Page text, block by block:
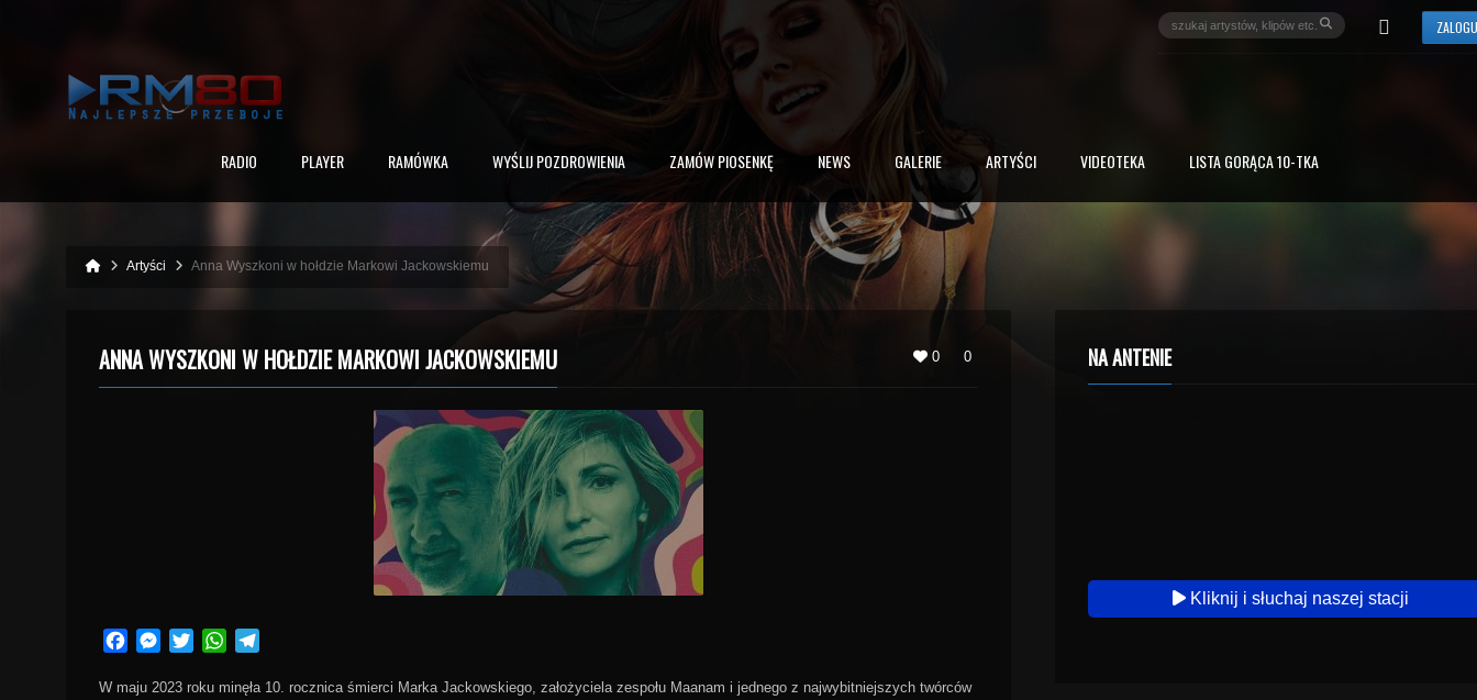
RADIO PLAYER RAMÓWKA WYŚLIJ POZDROWIENIA ZAMÓW PIOSENKĘ NEWS GALERIE ARTYŚCI VIDEOTEKA LISTA GORĄCA 10-TKA
Artyści Anna Wyszkoni w hołdzie Markowi Jackowskiemu
0 0
ANNA WYSZKONI W HOŁDZIE MARKOWI JACKOWSKIEMU
FacebookMessenger
TwitterWhatsApp
W maju 2023 roku minęła 10. rocznica śmierci Marka Jackowskiego, założyciela zespołu Maanam i jednego z najwybitniejszych twórców
NA ANTENIE
Kliknij i słuchaj naszej stacji